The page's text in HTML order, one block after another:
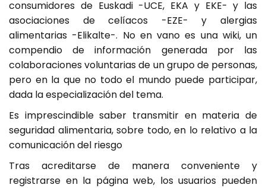
consumidores de Euskadi -UCE, EKA y EKE- y las
asociaciones de celíacos -EZE- y alergias
alimentarias -Elikalte-. No en vano es una wiki, un
compendio de información generada por las
colaboraciones voluntarias de un grupo de personas,
pero en la que no todo el mundo puede participar,
dada la especialización del tema.
Es imprescindible saber transmitir en materia de
seguridad alimentaria, sobre todo, en lo relativo a la
comunicación del riesgo
Tras acreditarse de manera conveniente y
registrarse en la página web, los usuarios pueden